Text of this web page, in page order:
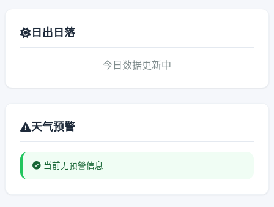
日出日落
今日数据更新中
天气预警
当前无预警信息